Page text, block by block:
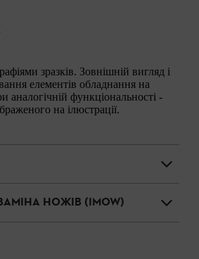
зразків. Зовнішній вигляд і
елементів обладнання на
аналогічній функціональності -
на ілюстрації.
НОЖІВ (IMOW)